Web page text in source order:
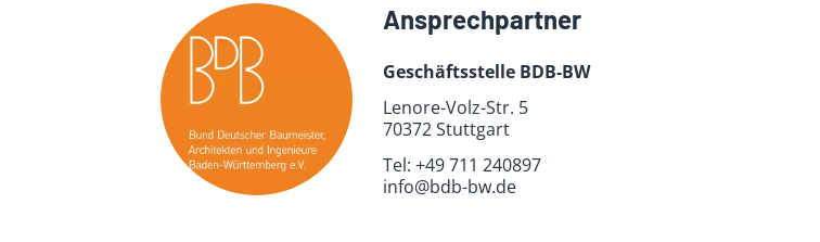
Ansprechpartner
Geschäftsstelle BDB-BW
Lenore-Volz-Str. 5
70372 Stuttgart
Tel: +49 711 240897
info@bdb-bw.de